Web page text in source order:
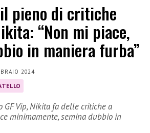
pieno di critiche
“Non mi piace,
in maniera furba”
2024
GF Vip, Nikita fa delle critiche a
minimamente, semina dubbio in